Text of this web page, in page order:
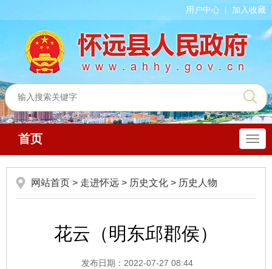
用户中心 加入收藏
导
航
首页
网站首页 > 走进怀远 > 历史文化 > 历史人物
花云（明东邱郡侯）
发布日期：2022-07-27 08:44